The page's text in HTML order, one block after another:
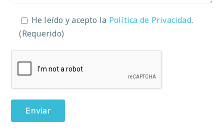
He leído y acepto la Política de Privacidad.
(Requerido)